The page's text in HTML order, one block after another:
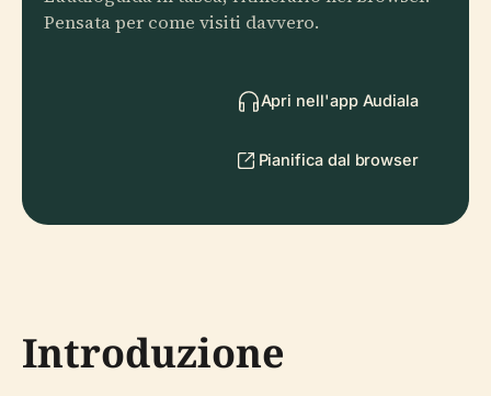
Pensata per come visiti davvero.
Apri nell'app Audiala
Pianifica dal browser
Introduzione